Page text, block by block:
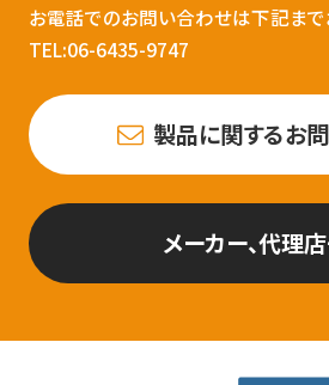
お電話でのお問い合わせは下記まで
TEL:06-6435-9747
製品に関するお
メーカー、代理